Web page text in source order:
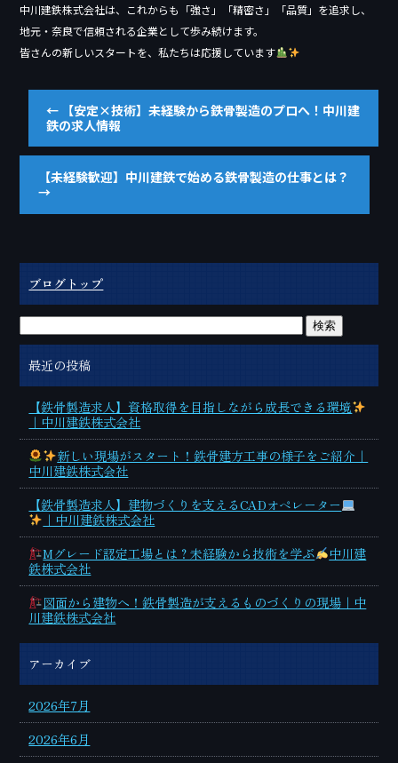
中川建鉄株式会社は、これからも「強さ」「精密さ」「品質」を追求し、
地元・奈良で信頼される企業として歩み続けます。
皆さんの新しいスタートを、私たちは応援しています
← 【安定×技術】未経験から鉄骨製造のプロへ！中川建
鉄の求人情報
【未経験歓迎】中川建鉄で始める鉄骨製造の仕事とは？
→
ブログトップ
最近の投稿
【鉄骨製造求人】資格取得を目指しながら成長できる環境
｜中川建鉄株式会社
新しい現場がスタート！鉄骨建方工事の様子をご紹介｜
中川建鉄株式会社
【鉄骨製造求人】建物づくりを支えるCADオペレーター
｜中川建鉄株式会社
Mグレード認定工場とは？未経験から技術を学ぶ
中川建
鉄株式会社
図面から建物へ！鉄骨製造が支えるものづくりの現場｜中
川建鉄株式会社
アーカイブ
2026年7月
2026年6月